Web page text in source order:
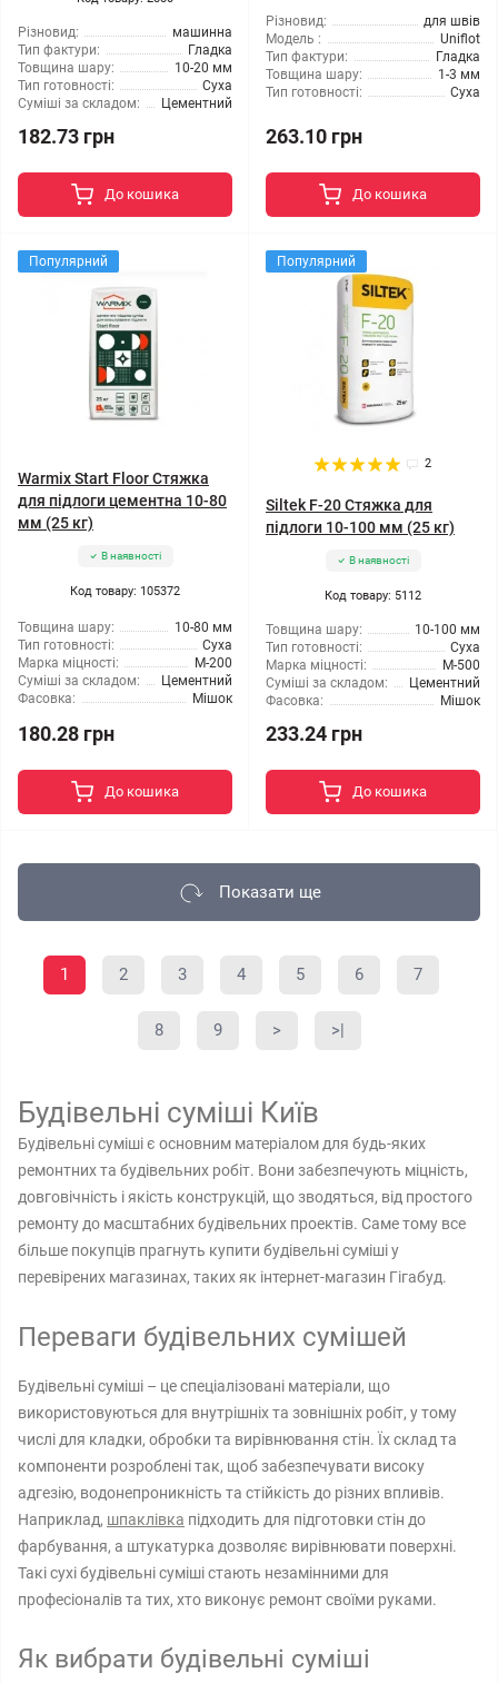
Різновид:
машинна
Тип фактури:
Гладка
Товщина шару:
10-20 мм
Тип готовності:
Суха
Суміші за складом:
Цементний
182.73 грн
До кошика
Різновид:
для швів
Модель :
Uniflot
Тип фактури:
Гладка
Товщина шару:
1-3 мм
Тип готовності:
Суха
263.10 грн
До кошика
Популярний
Warmix Start Floor Стяжка
для підлоги цементна 10-80
мм (25 кг)
В наявності
Код товару: 105372
Товщина шару:
10-80 мм
Тип готовності:
Суха
Марка міцності:
М-200
Суміші за складом:
Цементний
Фасовка:
Мішок
180.28 грн
До кошика
Популярний
2
Siltek F-20 Стяжка для
підлоги 10-100 мм (25 кг)
В наявності
Код товару: 5112
Товщина шару:
10-100 мм
Тип готовності:
Суха
Марка міцності:
М-500
Суміші за складом:
Цементний
Фасовка:
Мішок
233.24 грн
До кошика
Показати ще
1 2 3 4 5 6 7
8 9 > >|
Будівельні суміші Київ
Будівельні суміші є основним матеріалом для будь-яких
ремонтних та будівельних робіт. Вони забезпечують міцність,
довговічність і якість конструкцій, що зводяться, від простого
ремонту до масштабних будівельних проектів. Саме тому все
більше покупців прагнуть купити будівельні суміші у
перевірених магазинах, таких як інтернет-магазин Гігабуд.
Переваги будівельних сумішей
Будівельні суміші – це спеціалізовані матеріали, що
використовуються для внутрішніх та зовнішніх робіт, у тому
числі для кладки, обробки та вирівнювання стін. Їх склад та
компоненти розроблені так, щоб забезпечувати високу
адгезію, водонепроникність та стійкість до різних впливів.
Наприклад, шпаклівка підходить для підготовки стін до
фарбування, а штукатурка дозволяє вирівнювати поверхні.
Такі сухі будівельні суміші стають незамінними для
професіоналів та тих, хто виконує ремонт своїми руками.
Як вибрати будівельні суміші